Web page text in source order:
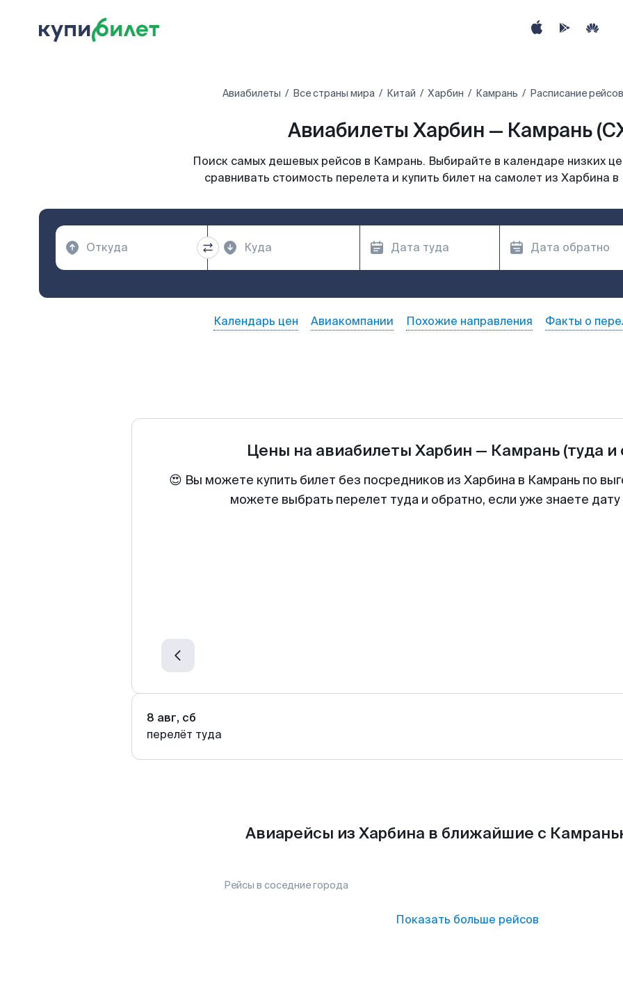
Авиабилеты Все страны мира Китай Харбин Камрань Расписание
Авиабилеты Харбин — Камрань
Поиск самых дешевых рейсов в Камрань. Выбирайте в календаре низких
сравнивать стоимость перелета и купить билет на самолет из Харбина
Календарь цен Авиакомпании Похожие направления Факты о
Цены на авиабилеты Харбин — Камрань (туда и
😍 Вы можете купить билет без посредников из Харбина в Камрань по
можете выбрать перелет туда и обратно, если уже знаете
8 авг, сб
перелёт туда
Авиарейсы из Харбина в ближайшие с
Рейсы в соседние города
Показать больше рейсов